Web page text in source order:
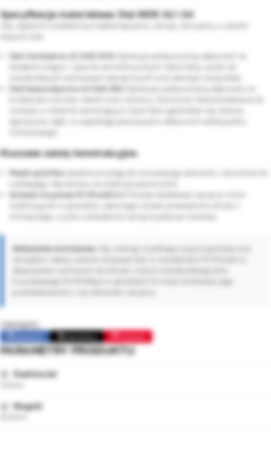
Specyfikacja materiałowa: Stal INOX A2 i A4
Aby zapewnić wieloletnią trwałość łączenia, wkręty oferujemy w dwóch
Stal nierdzewna A2 (AISI 304):
Wykazuje podwyższoną odporność na
działanie wilgoci i zjawisk atmosferycznych. Optymalny wybór do
Stal kwasoodporna A4 (AISI 316):
montażu w drewnie zawierającym duże ilości garbników (np. drewno
egzotyczne, dąb), co zapobiega powstawaniu odbarwień wokół punktu
montażowego.
Kluczowe zalety konstrukcyjne:
Płaski spód łba:Idealnie przylega do mocowanego elementu, równomiernie
Gniazdo krzyżowe PZ (Pozidriv):
Posiada dodatkowe nacięcia, które
stabilizują bit w gnieździe, ułatwiając osiowe prowadzenie wkrętu i
zmniejszając ryzyko uszkodzenia nacięcia podczas montażu.
Wskazówka montażowa: Aby uniknąć szybkiego zużycia gniazda oraz
dopasowane rozmiarem do wkrętu. Użycie standardowego bitu
krzyżakowego PH (Phillips) w gnieździe PZ może skutkować jego
Udostępnij:
Opublikuj Pinterest
PARAMETRY PRODUKTU
Średnica (⌀)
Długość